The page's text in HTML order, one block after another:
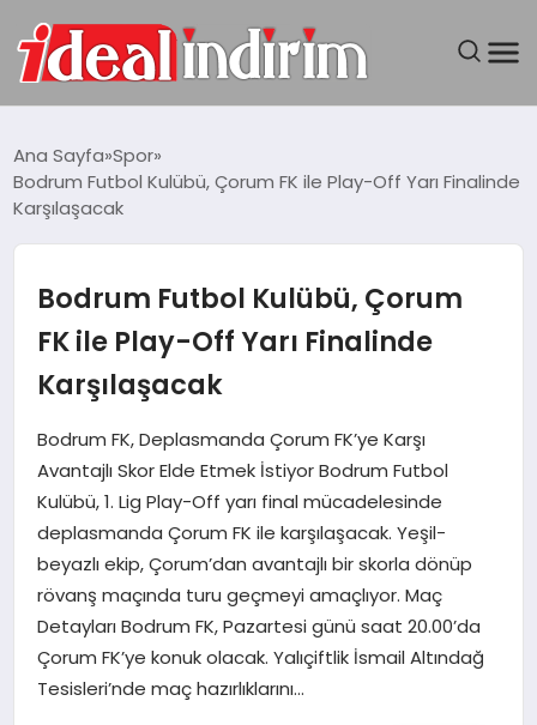
BILGISAYAR
TEKNOLOJI
YAŞAM
Ana Sayfa Spor
Bodrum Futbol Kulübü, Çorum FK ile Play-Off Yarı Finalinde
Karşılaşacak
Bodrum Futbol Kulübü, Çorum
FK ile Play-Off Yarı Finalinde
Karşılaşacak
Bodrum FK, Deplasmanda Çorum FK’ye Karşı
Avantajlı Skor Elde Etmek İstiyor Bodrum Futbol
Kulübü, 1. Lig Play-Off yarı final mücadelesinde
deplasmanda Çorum FK ile karşılaşacak. Yeşil-
beyazlı ekip, Çorum’dan avantajlı bir skorla dönüp
rövanş maçında turu geçmeyi amaçlıyor. Maç
Detayları Bodrum FK, Pazartesi günü saat 20.00’da
Çorum FK’ye konuk olacak. Yalıçiftlik İsmail Altındağ
Tesisleri’nde maç hazırlıklarını…